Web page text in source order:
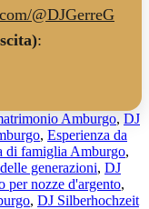
@DJGerreG
:
Amburgo, DJ
, Esperienza da
di famiglia Amburgo,
generazioni, DJ
per nozze d'argento,
, DJ Silberhochzeit